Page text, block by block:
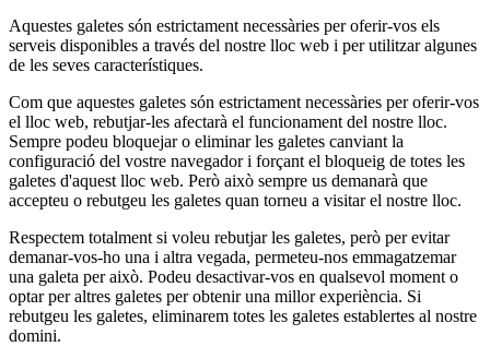
Aquestes galetes són estrictament necessàries per oferir-vos els
serveis disponibles a través del nostre lloc web i per utilitzar algunes
de les seves característiques.
Com que aquestes galetes són estrictament necessàries per oferir-vos
el lloc web, rebutjar-les afectarà el funcionament del nostre lloc.
Sempre podeu bloquejar o eliminar les galetes canviant la
configuració del vostre navegador i forçant el bloqueig de totes les
galetes d'aquest lloc web. Però això sempre us demanarà que
accepteu o rebutgeu les galetes quan torneu a visitar el nostre lloc.
Respectem totalment si voleu rebutjar les galetes, però per evitar
demanar-vos-ho una i altra vegada, permeteu-nos emmagatzemar
una galeta per això. Podeu desactivar-vos en qualsevol moment o
optar per altres galetes per obtenir una millor experiència. Si
rebutgeu les galetes, eliminarem totes les galetes establertes al nostre
domini.